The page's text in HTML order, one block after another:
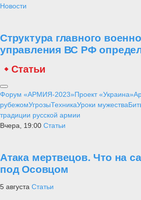
Новости
Структура главного
управления ВС РФ
Статьи
Форум «АРМИЯ-2023»Проект «Украина»
рубежомУгрозыТехникаУроки мужества
традиции русской армии
Вчера, 19:00 Статьи
Атака мертвецов. Что на
под Осовцом
5 августа Статьи